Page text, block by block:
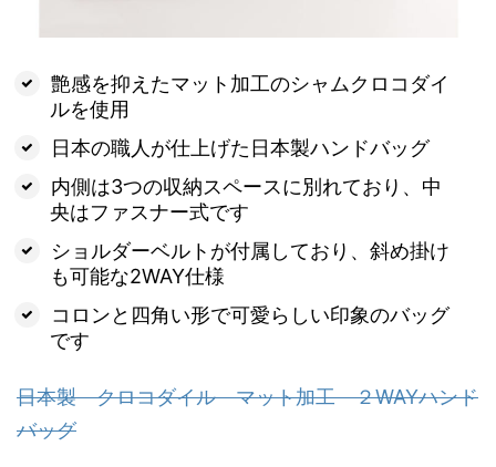
艶感を抑えたマット加工のシャムクロコダイ
ルを使用
日本の職人が仕上げた日本製ハンドバッグ
内側は3つの収納スペースに別れており、中
央はファスナー式です
ショルダーベルトが付属しており、斜め掛け
も可能な2WAY仕様
コロンと四角い形で可愛らしい印象のバッグ
です
日本製 クロコダイル マット加工 ２WAYハンド
バッグ